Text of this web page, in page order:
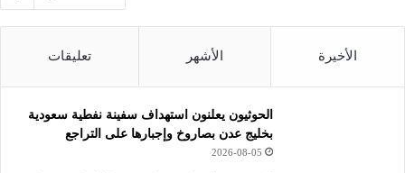
الأخيرة الأشهر تعليقات
الحوثيون يعلنون استهداف سفينة نفطية سعودية
بخليج عدن بصاروخ وإجبارها على التراجع
2026-08-05